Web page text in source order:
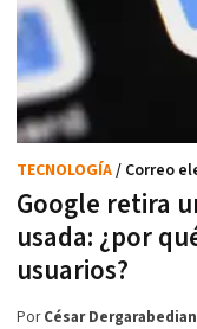
Google retira
usada: ¿por
usuarios?
TECNOLOGÍA/ Correo
PorCésar Dergarabedian